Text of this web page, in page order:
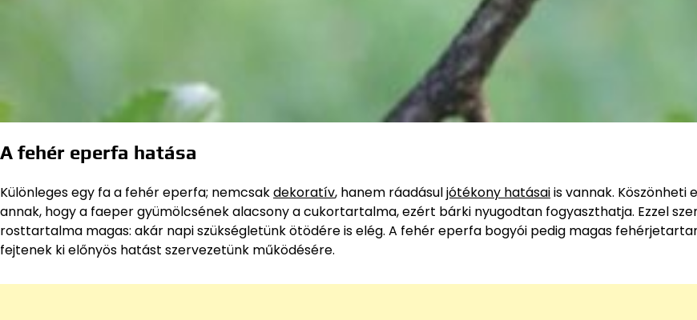
A fehér eperfa hatása
Különleges egy fa a fehér eperfa; nemcsakdekoratív, hanem ráadásuljótékony hatásaiis vannak. Köszönheti
annak, hogy a faeper gyümölcsének alacsony a cukortartalma, ezért bárki nyugodtan fogyaszthatja. Ezzel
rosttartalma magas: akár napi szükségletünk ötödére is elég. A fehér eperfa bogyói pedig magas
fejtenek ki előnyös hatást szervezetünk működésére.